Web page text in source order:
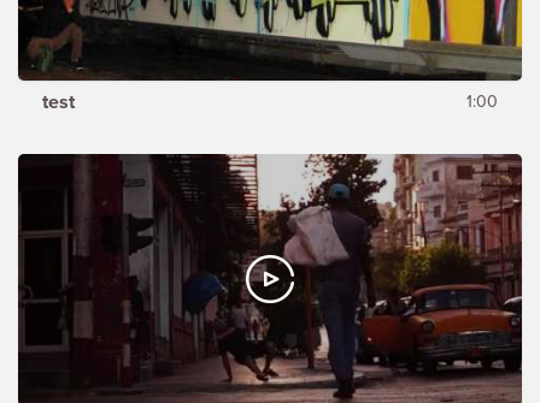
test 1:00